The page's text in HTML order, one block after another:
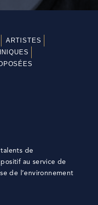
ARTISTES
de
au service de
de l’environnement